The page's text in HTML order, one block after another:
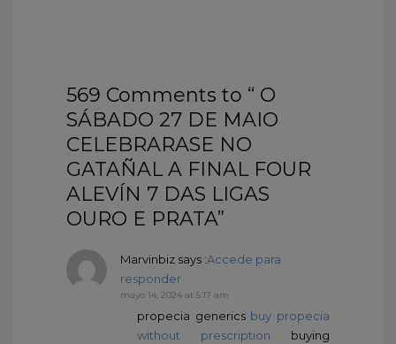
569 Comments to “ O
SÁBADO 27 DE MAIO
CELEBRARASE NO
GATAÑAL A FINAL FOUR
ALEVÍN 7 DAS LIGAS
OURO E PRATA”
Marvinbiz says :Accede para
responder
mayo 14, 2024 at 5:17 am
propecia generics buy propecia
without prescription buying